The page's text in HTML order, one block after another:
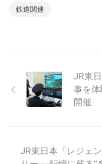
鉄道関連
JR東
事を
開催
JR東日本「レジェ